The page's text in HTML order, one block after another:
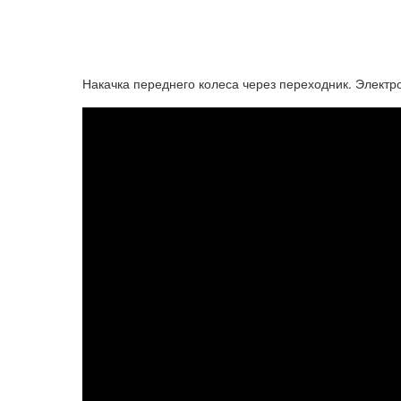
Накачка переднего колеса через переходник.